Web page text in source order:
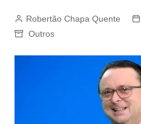
Robertão Chapa Quente
Outros